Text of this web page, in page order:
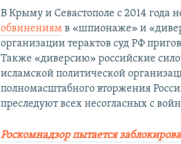
В Крыму и Севастополе с 2014
обвинениям в «шпионаже» и
организации терактов суд РФ
Также «диверсию» российские
исламской политической
полномасштабного вторжения
преследуют всех несогласных с
Роскомнадзор пытается